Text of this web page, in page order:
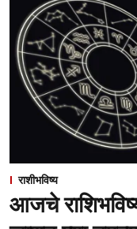
राशीभविष्य
आजचे